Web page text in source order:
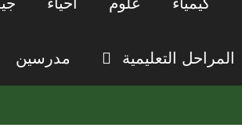
المراحل التعليمية مدرسين